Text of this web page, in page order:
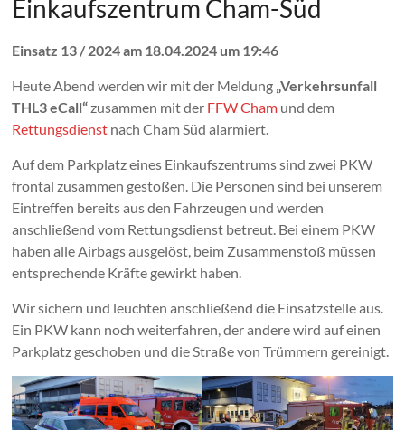
Einkaufszentrum Cham-Süd
Einsatz 13 / 2024 am 18.04.2024 um 19:46
Heute Abend werden wir mit der Meldung „Verkehrsunfall
THL3 eCall“zusammen mit der FFW Cham und dem
Rettungsdienst nach Cham Süd alarmiert.
Auf dem Parkplatz eines Einkaufszentrums sind zwei PKW
frontal zusammen gestoßen. Die Personen sind bei unserem
Eintreffen bereits aus den Fahrzeugen und werden
anschließend vom Rettungsdienst betreut. Bei einem PKW
haben alle Airbags ausgelöst, beim Zusammenstoß müssen
entsprechende Kräfte gewirkt haben.
Wir sichern und leuchten anschließend die Einsatzstelle aus.
Ein PKW kann noch weiterfahren, der andere wird auf einen
Parkplatz geschoben und die Straße von Trümmern gereinigt.